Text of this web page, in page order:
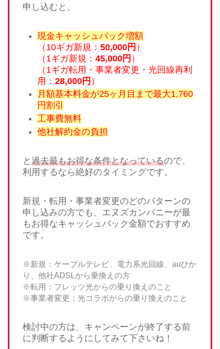
申し込むと、
現金キャッシュバック増額
（10ギガ新規： 50,000円 ）
（1ギガ新規： 45,000円 ）
（1ギガ転用・事業者変更・光回線再利
用： 28,000円 ）
月額基本料金が25ヶ月目まで最大1,760
円割引
工事費無料
他社解約金の負担
と 過去最もお得な条件となっているので、
利用するなら絶好のタイミングです。
新規・転用・事業者変更のどのパターンの
申し込みの方でも、エヌズカンパニーが最
もお得なキャッシュバック金額でおすすめ
です。
※新規：ケーブルテレビ、電力系光回線、auひか
り、他社ADSLから乗換えの方
※転用：フレッツ光からの乗り換えのこと
※事業者変更：光コラボからの乗り換えのこと
検討中の方は、キャンペーンが終了する前
に判断するようにしてみて下さいね！